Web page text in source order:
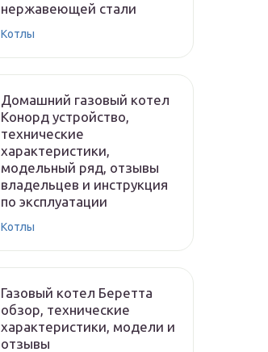
нержавеющей стали
Котлы
Домашний газовый котел
Конорд устройство,
технические
характеристики,
модельный ряд, отзывы
владельцев и инструкция
по эксплуатации
Котлы
Газовый котел Беретта
обзор, технические
характеристики, модели и
отзывы